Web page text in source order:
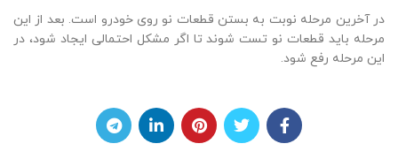
در آخرین مرحله نوبت به بستن قطعات نو روی خودرو است. بعد از این
مرحله باید قطعات نو تست شوند تا اگر مشکل احتمالی ایجاد شود، در
این مرحله رفع شود.